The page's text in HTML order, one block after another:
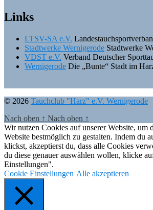
Links
LTSV-SA e.V.
Stadtwerke Wernigerode Stadtwerke
VDST e.V. Verband Deutscher
Wernigerode Die „Bunte“ Stadt im
© 2026 Tauchclub "Harz" e.V. Wernigerode
Nach oben ↑ Nach oben ↑
Wir nutzen Cookies auf unserer Website, um
Website bestmöglich zu gestalten. Indem du
klickst, akzeptierst du, dass alle Cookies
du diese genauer auswählen wollen, klicke
Einstellungen".
Cookie Einstellungen Alle akzeptieren